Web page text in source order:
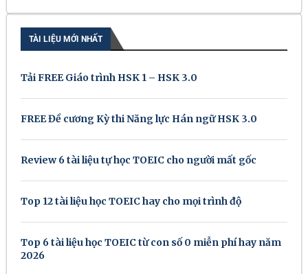
TÀI LIỆU MỚI NHẤT
Tải FREE Giáo trình HSK 1 – HSK 3.0
FREE Đề cương Kỳ thi Năng lực Hán ngữ HSK 3.0
Review 6 tài liệu tự học TOEIC cho người mất gốc
Top 12 tài liệu học TOEIC hay cho mọi trình độ
Top 6 tài liệu học TOEIC từ con số 0 miễn phí hay năm
2026